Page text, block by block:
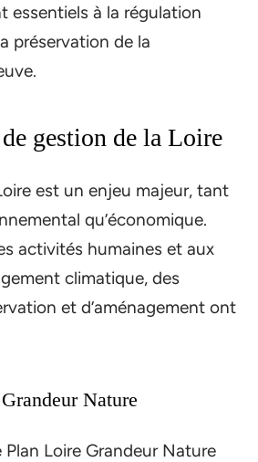
essentiels à la régulation
préservation de la
gestion de la Loire
est un enjeu majeur, tant
qu’économique.
activités humaines et aux
climatique, des
et d’aménagement ont
Nature
Plan Loire Grandeur Nature